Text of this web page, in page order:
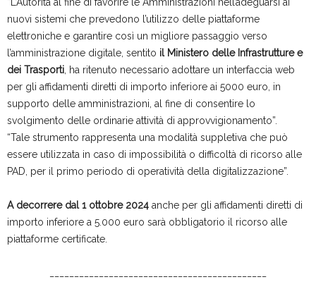
nuovi sistemi che prevedono l’utilizzo delle piattaforme
elettroniche e garantire così un migliore passaggio verso
l’amministrazione digitale, sentito il Ministero delle Infrastrutture e
dei Trasporti , ha ritenuto necessario adottare un interfaccia web
per gli affidamenti diretti di importo inferiore ai 5000 euro, in
supporto delle amministrazioni, al fine di consentire lo
svolgimento delle ordinarie attività di approvvigionamento”.
“Tale strumento rappresenta una modalità suppletiva che può
essere utilizzata in caso di impossibilità o difficoltà di ricorso alle
PAD, per il primo periodo di operatività della digitalizzazione”.
A decorrere dal 1 ottobre 2024 anche per gli affidamenti diretti di
importo inferiore a 5.000 euro sarà obbligatorio il ricorso alle
piattaforme certificate.